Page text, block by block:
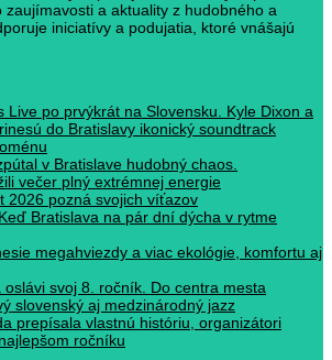
zaujímavosti a aktuality z hudobného a
iniciatívy a podujatia, ktoré vnášajú
Live po prvýkrát na Slovensku. Kyle Dixon a
do Bratislavy ikonický soundtrack
v Bratislave hudobný chaos.
večer plný extrémnej energie
2026 pozná svojich víťazov
Bratislava na pár dní dýcha v rytme
megahviezdy a viac ekológie, komfortu aj
oslávi svoj 8. ročník. Do centra mesta
slovenský aj medzinárodný jazz
prepísala vlastnú históriu, organizátori
ročníku